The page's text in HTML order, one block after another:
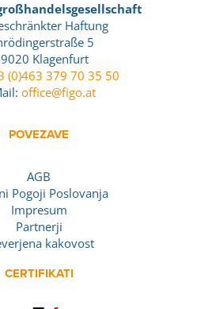
Haftung
5
Klagenfurt
(0)463 379 70 35 50
office@figo.at
POVEZAVE
AGB
Pogoji Poslovanja
Impresum
Partnerji
kakovost
CERTIFIKATI